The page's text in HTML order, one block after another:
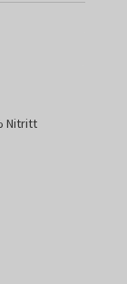
Nitritt